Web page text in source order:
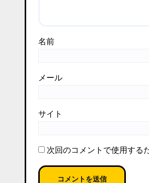
名前
メール
サイト
次回のコメントで使用する